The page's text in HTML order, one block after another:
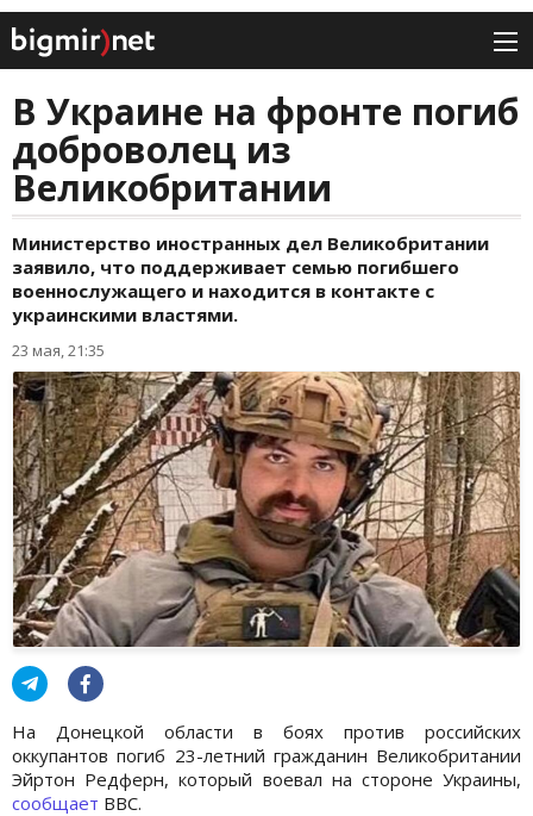
В Украине на фронте погиб
доброволец из
Великобритании
Министерство иностранных дел Великобритании
заявило, что поддерживает семью погибшего
военнослужащего и находится в контакте с
украинскими властями.
23 мая, 21:35
На Донецкой области в боях против российских
оккупантов погиб 23-летний гражданин Великобритании
Эйртон Редферн, который воевал на стороне Украины,
сообщает BBC.